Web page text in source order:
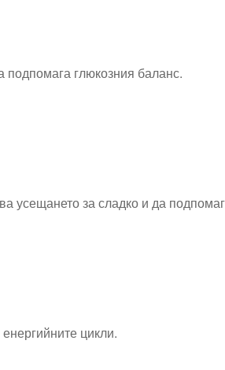
подпомага глюкозния баланс.
усещането за сладко и да
цикли.